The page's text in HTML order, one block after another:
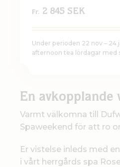
Fr. 2 845 SEK
Under perioden 22 nov – 24
afternoon tea lördagar med
En avkopplande
Varmt välkomna till
Spaweekend för att ro
Er vistelse inleds med
i vårt herrgårds spa